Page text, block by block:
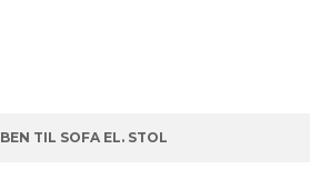
BEN TIL SOFA EL. STOL